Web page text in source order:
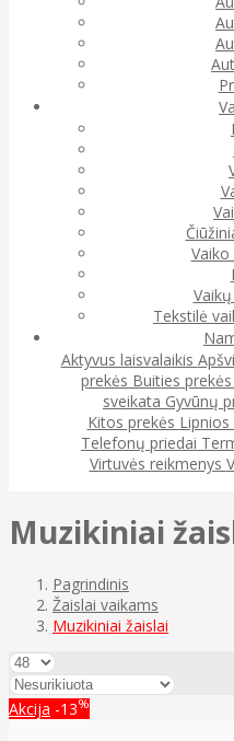
Tekstilė
Aktyvus laisvalaikis
prekės Buities prekės
sveikata Gyvūnų
Kitos prekės Lipnios
Telefonų priedai
Virtuvės reikmenys
Muzikiniai
Pagrindinis
Žaislai vaikams
Muzikiniai žaislai
Akcija -13%